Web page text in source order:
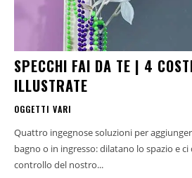
SPECCHI FAI DA TE | 4
ILLUSTRATE
OGGETTI VARI
Quattro ingegnose soluzioni per
bagno o in ingresso: dilatano lo spazio e
controllo del nostro...